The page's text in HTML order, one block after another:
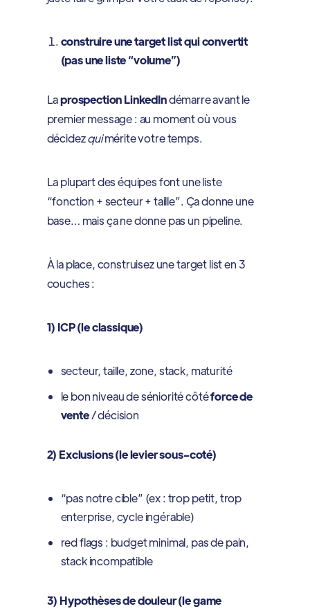
construire une target list qui convertit
(pas une liste “volume”)
Laprospection LinkedIndémarre avant le
premier message : au moment où vous
décidezquimérite votre temps.
La plupart des équipes font une liste
“fonction + secteur + taille”. Ça donne une
base… mais ça ne donne pas un pipeline.
À la place, construisez une target list en 3
couches :
1) ICP (le classique)
secteur, taille, zone, stack, maturité
le bon niveau de séniorité côtéforce de
vente/ décision
2) Exclusions (le levier sous-coté)
“pas notre cible” (ex : trop petit, trop
enterprise, cycle ingérable)
red flags : budget minimal, pas de pain,
stack incompatible
3) Hypothèses de douleur (le game